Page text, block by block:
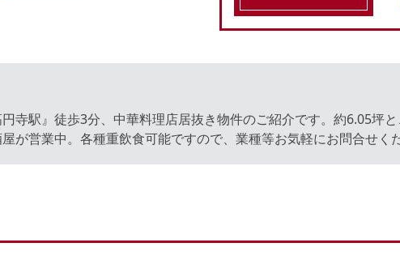
寺駅』徒歩3分、中華料理店居抜き物件のご紹介です。約6.05坪
が営業中。各種重飲食可能ですので、業種等お気軽にお問合せくだ